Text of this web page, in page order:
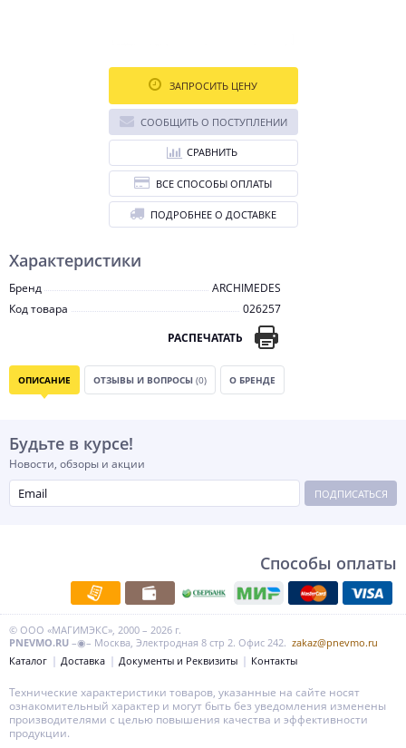
Характеристики
Бренд
ARCHIMEDES
Код товара
026257
РАСПЕЧАТАТЬ
ЗАПРОСИТЬ ЦЕНУ
СООБЩИТЬ О ПОСТУПЛЕНИИ
СРАВНИТЬ
ВСЕ СПОСОБЫ ОПЛАТЫ
ПОДРОБНЕЕ О ДОСТАВКЕ
ОПИСАНИЕ ОТЗЫВЫ И ВОПРОСЫ (0) О БРЕНДЕ
Будьте в курсе!
Новости, обзоры и акции
ПОДПИСАТЬСЯ
Способы оплаты
© ООО «МАГИМЭКС», 2000 – 2026 г.
PNEVMO.RU –◉– Москва, Электродная 8 стр 2. Офис 242. zakaz@pnevmo.ru
Каталог
Доставка Документы и Реквизиты Контакты
Технические характеристики товаров, указанные на сайте носят
ознакомительный характер и могут быть без уведомления изменены
производителями с целью повышения качества и эффективности
продукции.